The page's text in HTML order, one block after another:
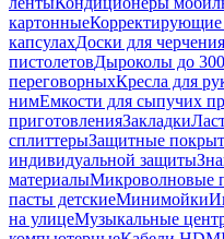
картонныеКорректирующие
капсулахДоски для
пистолетовДыроколы до
переговорныхКресла для
нимЕмкости для сыпучих
приготовленияЗакладки
сплиттерыЗащитные
индивидуальной защиты
материалыМикроволновые
пасты детскиеМинимойки
на улицеМузыкальные